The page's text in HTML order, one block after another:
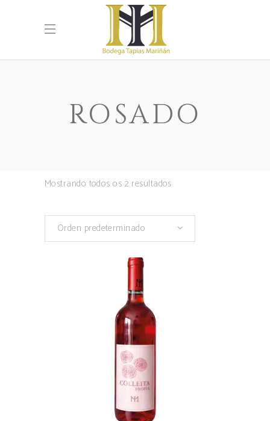
ROSADO
Mostrando todos os 2 resultados
Orden predeterminado
Aumentar
a
cantidade
de
Colleita
Propia
ENGADIR AO CARRO